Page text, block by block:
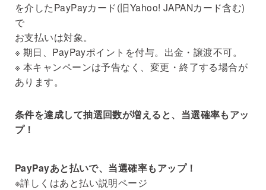
を介したPayPayカード(旧Yahoo! JAPANカード含む)
で
お支払いは対象。
※ 期日、PayPayポイントを付与。出金・譲渡不可。
※ 本キャンペーンは予告なく、変更・終了する場合が
あります。
条件を達成して抽選回数が増えると、当選確率もアッ
プ！
PayPayあと払いで、当選確率もアップ！
※詳しくはあと払い説明ページ